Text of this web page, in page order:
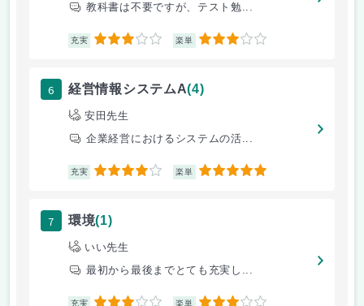
教科書は不要ですが、テスト勉...
充実 3 楽単 3
6 経営情報システムA(4)
安田先生
企業経営におけるシステムの活...
充実 4 楽単 5
7 環境(1)
いい先生
最初から最後までとても充実し...
充実 楽単